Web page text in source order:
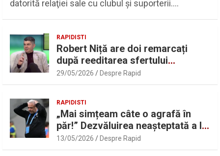
datorită relaţiei sale cu clubul şi suporterii.…
RAPIDISTI
Robert Niță are doi remarcați
după reeditarea sfertului
UEFAntastic: „Lideri în teren” |
Sport.ro
29/05/2026 Despre Rapid
RAPIDISTI
„Mai simțeam câte o agrafă în
păr!” Dezvăluirea neașteptată a lui
Marius Șumudică despre Daniel
Pancu
13/05/2026 Despre Rapid